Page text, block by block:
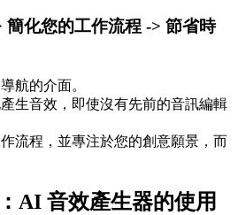
簡化您的工作流程 -> 節省時
航的介面。
生音效，即使沒有先前的音訊編輯
流程，並專注於您的創意願景，而
AI 音效產生器的使用